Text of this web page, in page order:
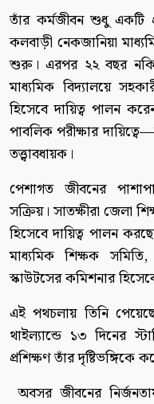
তাঁর কর্মজীবন শুধু একটি
কলবাড়ী নেকজানিয়া
শুরু। এরপর ২২ বছর
মাধ্যমিক বিদ্যালয়ে
হিসেবে দায়িত্ব পালন
পাবলিক পরীক্ষার
তত্ত্বাবধায়ক।
পেশাগত জীবনের
সক্রিয়। সাতক্ষীরা জেলা
হিসেবে দায়িত্ব পালন
মাধ্যমিক শিক্ষক
স্কাউটসের কমিশনার
এই পথচলায় তিনি
থাইল্যান্ডে ১৩ দিনের
প্রশিক্ষণ তাঁর দৃষ্টিভঙ্গিকে
অবসর জীবনের